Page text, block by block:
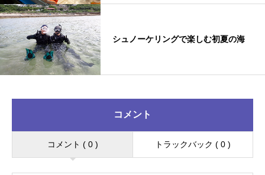
シュノーケリングで楽しむ初夏の海
コメント
コメント ( 0 ) トラックバック ( 0 )